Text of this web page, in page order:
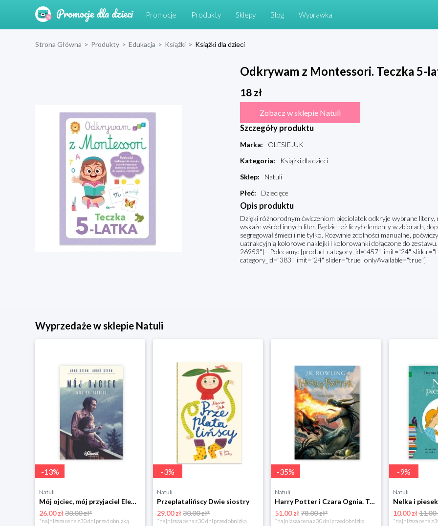
Promocje Produkty Sklepy Blog Wyprawka
Strona Główna > Produkty > Edukacja > Książki > Książki dla dzieci
Odkrywam z Montessori. Teczka 5-
18zł
Zobacz w sklepie Natuli
Szczegóły produktu
Marka:
OLESIEJUK
Kategoria:
Książki dla dzieci
Sklep:
Natuli
Płeć: Dziecięce
Opis produktu
Dzięki różnorodnym ćwiczeniom pięciolatek odkryje wybrane litery,
wskaże wśród innych liter. Będzie też liczył elementy w zbiorach,
segregował śmieci i nie tylko. Rozwinie zdolności manualne,
uatrakcyjnią kolorowe naklejki i kolorowanki dołączone do
26953"] Polecamy: [product category_id="457" limit="24"
category_id="383" limit="24" slider="true" onlyAvailable="true"]
Wyprzedaże w sklepie Natuli
-13%
Natuli
Mój ojciec, mój przyjaciel Element
26.00 zł30.00 zł*
*najniższa cena z 30 dni przed obniżką
-3%
Natuli
Przeplatalińscy Dwie siostry
29.00 zł30.00 zł*
*najniższa cena z 30 dni przed obniżką
-35%
Natuli
Harry Potter i Czara Ognia. Tom 4 Media rodzina
51.00 zł78.00 zł*
*najniższa cena z 30 dni przed obniżką
-9%
Natuli
10.00 zł11.00
*najniższa cena z